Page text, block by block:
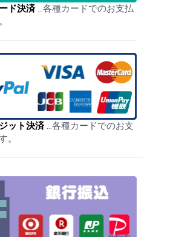
ド決済…各種カードでのお支払
ット決済…各種カードでのお支
。